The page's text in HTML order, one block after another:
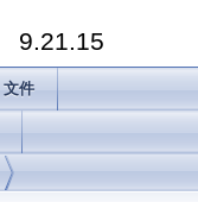
9.21.15
文件